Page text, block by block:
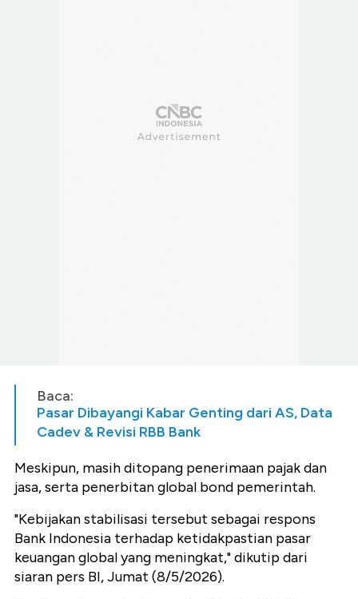
Baca:
Pasar Dibayangi Kabar Genting dari AS, Data
Cadev & Revisi RBB Bank
Meskipun, masih ditopang penerimaan pajak dan
jasa, serta penerbitan global bond pemerintah.
"Kebijakan stabilisasi tersebut sebagai respons
Bank Indonesia terhadap ketidakpastian pasar
keuangan global yang meningkat," dikutip dari
siaran pers BI, Jumat (8/5/2026).